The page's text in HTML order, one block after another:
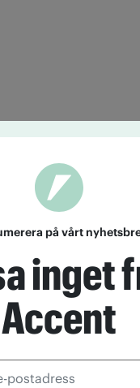
på vårt
inget
Accent